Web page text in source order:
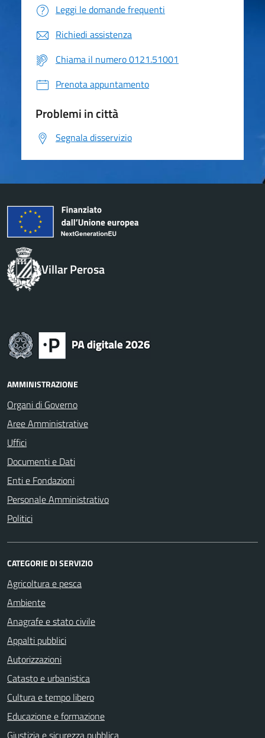
Leggi le domande frequenti
Richiedi assistenza
Chiama il numero 0121.51001
Prenota appuntamento
Problemi in città
Segnala disservizio
Villar Perosa
AMMINISTRAZIONE
Organi di Governo
Aree Amministrative
Uffici
Documenti e Dati
Enti e Fondazioni
Personale Amministrativo
Politici
CATEGORIE DI SERVIZIO
Agricoltura e pesca
Ambiente
Anagrafe e stato civile
Appalti pubblici
Autorizzazioni
Catasto e urbanistica
Cultura e tempo libero
Educazione e formazione
Giustizia e sicurezza pubblica